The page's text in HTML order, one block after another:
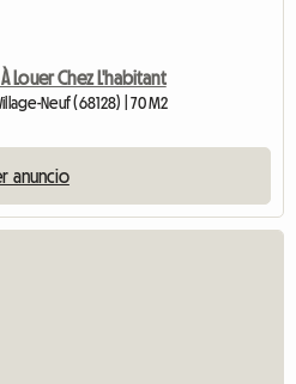
Louer Chez L'habitant
Neuf (68128) | 70 M2
anuncio